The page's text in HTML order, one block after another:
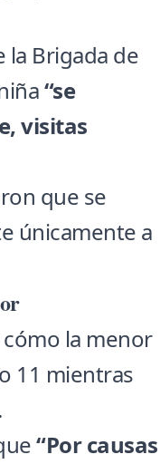
la Brigada de
“se
visitas
que se
únicamente a
la menor
11 mientras
“Por causas